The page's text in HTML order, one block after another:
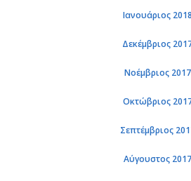
Ιανουάριος 2018
Δεκέμβριος
Νοέμβριος 2017
Οκτώβριος
Σεπτέμβριος
Αύγουστος 2017